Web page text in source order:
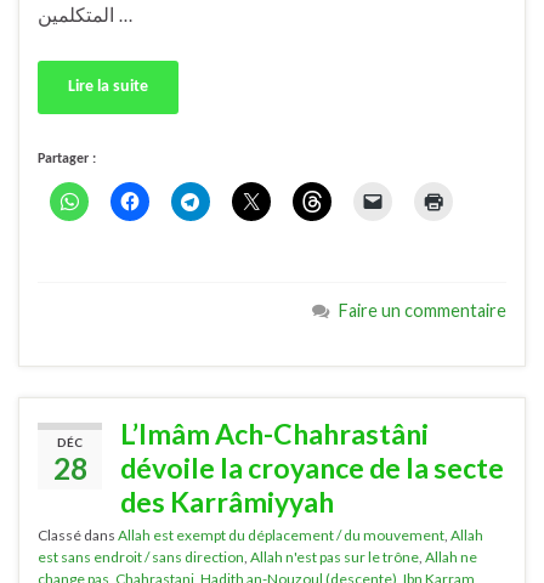
المتكلمين …
Lire la suite
Partager :
Faire un commentaire
DÉC
28
L’Imâm Ach-Chahrastâni
dévoile la croyance de la secte
des Karrâmiyyah
Classé dans Allah est exempt du déplacement / du mouvement Allah
est sans endroit / sans direction Allah n'est pas sur le trône Allah ne
change pas Chahrastani Hadith an-Nouzoul (descente) Ibn Karram